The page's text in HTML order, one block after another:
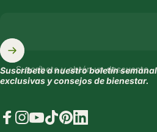
Suscríbete y obtén un descuento
Suscríbete a nuestro boletín
exclusivas y consejos de bienestar.